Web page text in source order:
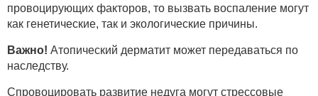
провоцирующих факторов, то вызвать воспаление могут
как генетические, так и экологические причины.
Важно! Атопический дерматит может передаваться по
наследству.
Спровоцировать развитие недуга могут стрессовые